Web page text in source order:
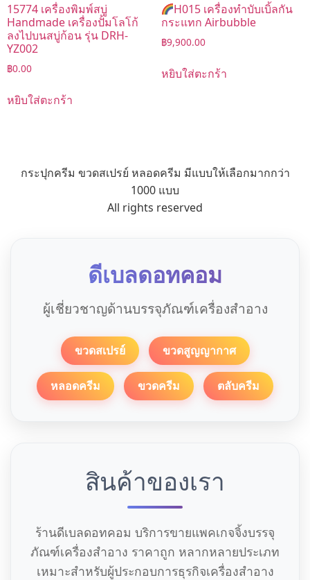
15774 เครื่องพิมพ์สบู่
Handmade เครื่องปั้มโลโก้
ลงไปบนสบู่ก้อน รุ่น DRH-
YZ002
฿0.00
หยิบใส่ตะกร้า
H015 เครื่องทำบับเบิ้ลกัน
กระแทก Airbubble
฿9,900.00
หยิบใส่ตะกร้า
กระปุกครีม ขวดสเปรย์ หลอดครีม มีแบบให้เลือกมากกว่า
1000 แบบ
All rights reserved
ดีเบลดอทคอม
ผู้เชี่ยวชาญด้านบรรจุภัณฑ์เครื่องสำอาง
ขวดสเปรย์ ขวดสูญญากาศ
หลอดครีม ขวดครีม ตลับครีม
สินค้าของเรา
ร้านดีเบลดอทคอม บริการขายแพคเกจจิ้งบรรจุ
ภัณฑ์เครื่องสำอาง ราคาถูก หลากหลายประเภท
เหมาะสำหรับผู้ประกอบการธุรกิจเครื่องสำอาง